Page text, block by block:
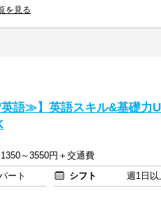
を見る
英語≫】英語スキル&基礎力
～3550円＋交通費
ート シフト
週1日